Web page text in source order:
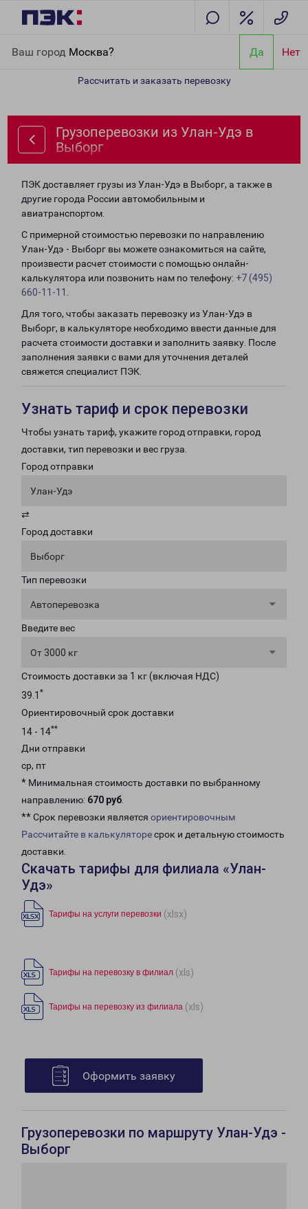
Ваш город Москва? Да Нет
Рассчитать и заказать перевозку
Грузоперевозки из Улан-Удэ в
Выборг
ПЭК доставляет грузы из Улан-Удэ в Выборг, а также в
другие города России автомобильным и
авиатранспортом.
С примерной стоимостью перевозки по направлению
Улан-Удэ - Выборг вы можете ознакомиться на сайте,
произвести расчет стоимости с помощью онлайн-
калькулятора или позвонить нам по телефону: +7 (495)
660-11-11
Для того, чтобы заказать перевозку из Улан-Удэ в
Выборг, в калькуляторе необходимо ввести данные для
расчета стоимости доставки и заполнить заявку. После
заполнения заявки с вами для уточнения деталей
свяжется специалист ПЭК.
Узнать тариф и срок перевозки
Чтобы узнать тариф, укажите город отправки, город
доставки, тип перевозки и вес груза.
Город отправки
Улан-Удэ
⇄
Город доставки
Выборг
Тип перевозки
Автоперевозка
Введите вес
От 3000 кг
Стоимость доставки за 1 кг (включая НДС)
39.1 *
Ориентировочный срок доставки
14 - 14**
Дни отправки
ср, пт
* Минимальная стоимость доставки по выбранному
направлению: 670 руб.
** Срок перевозки является ориентировочным
Рассчитайте в калькуляторесрок и детальную стоимость
доставки.
Скачать тарифы для филиала «Улан-
Удэ»
Тарифы на услуги перевозки (xlsx)
Тарифы на перевозку в филиал (xls)
Тарифы на перевозку из филиала (xls)
Оформить заявку
Грузоперевозки по маршруту Улан-Удэ -
Выборг